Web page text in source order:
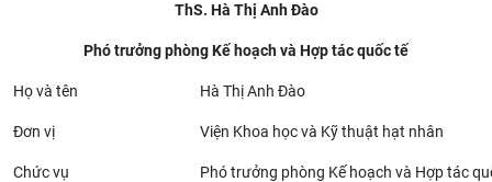
ThS. Hà Thị Anh Đào
Phó trưởng phòng Kế hoạch và Hợp tác quốc tế
Họ và tên Hà Thị Anh Đào
Đơn vị Viện Khoa học và Kỹ thuật hạt nhân
Chức vụ Phó trưởng phòng Kế hoạch và Hợp tác